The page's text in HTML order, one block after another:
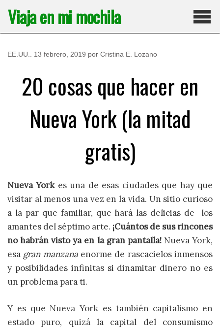
contenido
Viaja en mi mochila
EE.UU. 13 febrero, 2019 por Cristina E. Lozano
20 cosas que hacer en
Nueva York (la mitad
gratis)
Nueva York es una de esas ciudades que hay que
visitar al menos una vez en la vida. Un sitio curioso
a la par que familiar, que hará las delicias de los
amantes del séptimo arte. ¡Cuántos de sus rincones
no habrán visto ya en la gran pantalla! Nueva York,
esa gran manzanaenorme de rascacielos inmensos
y posibilidades infinitas si dinamitar dinero no es
un problema para ti.
Y es que Nueva York es también capitalismo en
estado puro, quizá la capital del consumismo